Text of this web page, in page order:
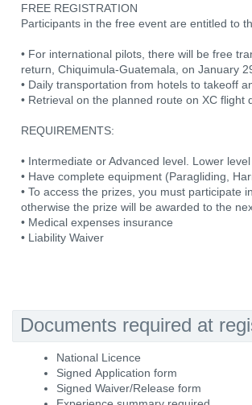
FREE REGISTRATION
Participants in the free event are entitled to
• For international pilots, there will be free
return, Chiquimula-Guatemala, on January
• Daily transportation from hotels to takeoff
• Retrieval on the planned route on XC flight
REQUIREMENTS:
• Intermediate or Advanced level. Lower
• Have complete equipment (Paragliding,
• To access the prizes, you must participate
otherwise the prize will be awarded to the
• Medical expenses insurance
• Liability Waiver
Documents required at
National Licence
Signed Application form
Signed Waiver/Release form